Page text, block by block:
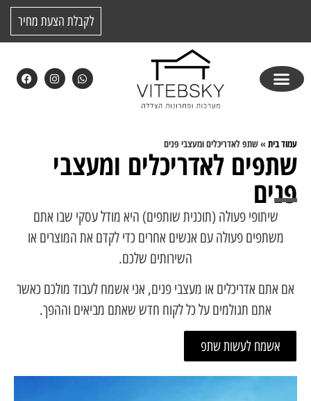
לקבלת הצעת מחיר
עמוד בית »שתפ לאדריכלים ומעצבי פנים
שתפים לאדריכלים ומעצבי
פנים
שיתופי פעולה (תוכנית שותפים) היא מודל עסקי שבו אתם
משתפים פעולה עם אנשים אחרים כדי לקדם את המוצרים או
השירותים שלכם.
אם אתם אדריכלים או מעצבי פנים, אני אשמח לעבוד מולכם כאשר
אתם תגולמים על כל לקוח חדש שאתם מביאים וההפך.
אשמח לעשות שתפ